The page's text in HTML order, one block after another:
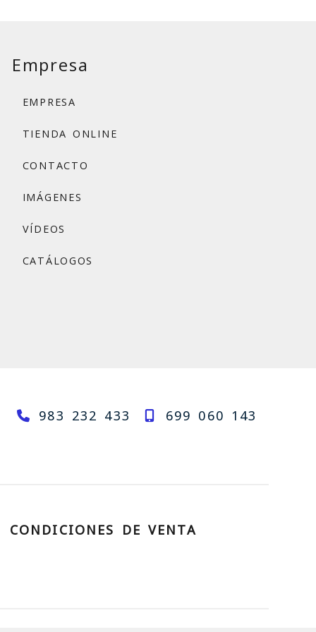
Empresa
EMPRESA
TIENDA ONLINE
CONTACTO
IMÁGENES
VÍDEOS
CATÁLOGOS
983 232 433
699 060 143
CONDICIONES DE VENTA